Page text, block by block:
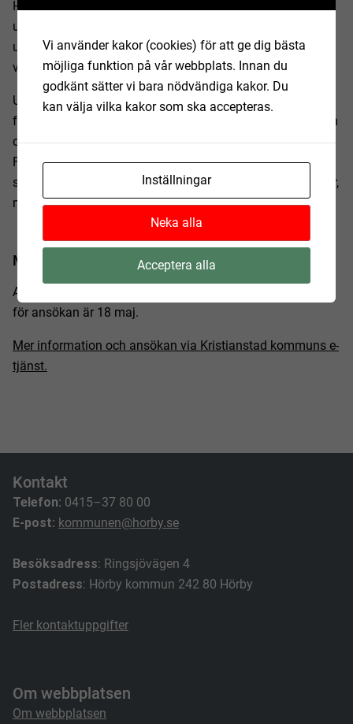
Hässleholm). Satsningen projektleds av
ungdomsverksamheten Youngstival och erbjuder
ungdomar i sjuan och åttan att få prova på hur det är att
vara egenföretagare.
Ungdomarna får en utbildning under fyra dagar i
företagande, tillgång till coachning och handledning, lunch
och fika samt ett resekort för att kunna förflytta sig.
Förutom all kunskap och verktyg som deltagarna får med
sig, kommer även många mjuka värden såsom nya vänner,
mod och självförtroende att följa med i ryggsäcken.
Mer information
Ansökan för Sommarföretag 2025 är nu öppen. Deadline
för ansökan är 18 maj.
Mer information och ansökan via Kristianstad kommuns e-
tjänst.
Kontakt
Telefon: 0415–37 80 00
E-post: kommunen@horby.se
Besöksadress: Ringsjövägen 4
Postadress: Hörby kommun 242 80 Hörby
Fler kontaktuppgifter
Om webbplatsen
Om webbplatsen
Vi använder kakor (cookies) för att ge dig bästa
möjliga funktion på vår webbplats. Innan du
godkänt sätter vi bara nödvändiga kakor. Du
kan välja vilka kakor som ska accepteras.
Inställningar
Neka alla
Acceptera alla